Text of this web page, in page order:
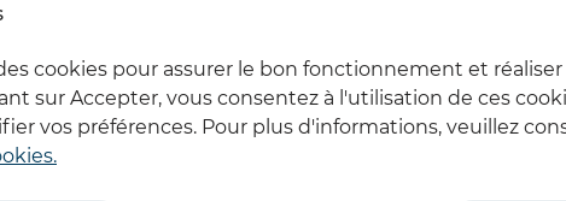
cookies pour assurer le bon fonctionnement et
sur Accepter, vous consentez à l'utilisation de ces
vos préférences. Pour plus d'informations, veuillez
à la Maison de